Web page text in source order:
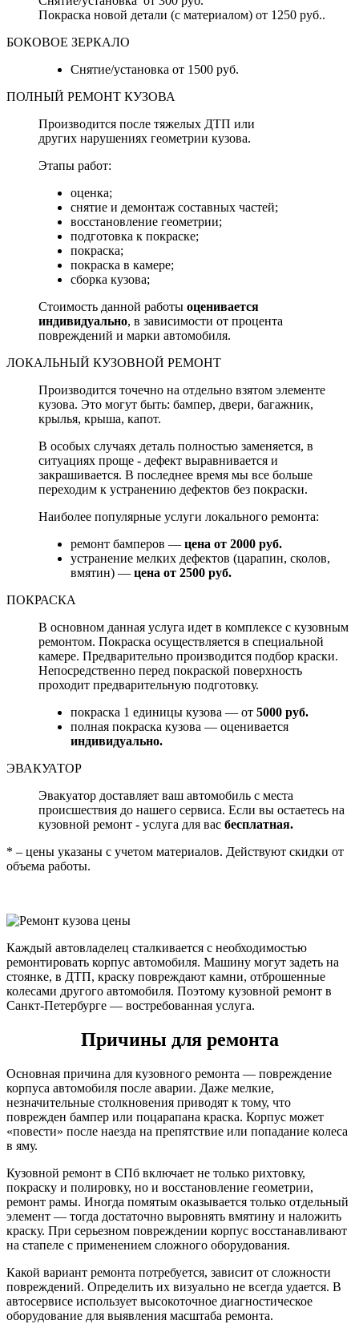
Покраска новой детали (с материалом) от 1250 руб..
БОКОВОЕ ЗЕРКАЛО
Снятие/установка от 1500 руб.
ПОЛНЫЙ РЕМОНТ КУЗОВА
Производится после тяжелых ДТП или
других нарушениях геометрии кузова.
Этапы работ:
оценка;
снятие и демонтаж составных частей;
восстановление геометрии;
подготовка к покраске;
покраска;
покраска в камере;
сборка кузова;
Стоимость данной работы оценивается
индивидуально, в зависимости от процента
повреждений и марки автомобиля.
ЛОКАЛЬНЫЙ КУЗОВНОЙ РЕМОНТ
Производится точечно на отдельно взятом элементе
кузова. Это могут быть: бампер, двери, багажник,
крылья, крыша, капот.
В особых случаях деталь полностью заменяется, в
ситуациях проще - дефект выравнивается и
закрашивается. В последнее время мы все больше
переходим к устранению дефектов без покраски.
Наиболее популярные услуги локального ремонта:
ремонт бамперов — цена от 2000 руб.
устранение мелких дефектов (царапин, сколов,
вмятин) — цена от 2500 руб.
ПОКРАСКА
В основном данная услуга идет в комплексе с кузовным
ремонтом. Покраска осуществляется в специальной
камере. Предварительно производится подбор краски.
Непосредственно перед покраской поверхность
проходит предварительную подготовку.
покраска 1 единицы кузова — от 5000 руб.
полная покраска кузова — оценивается
индивидуально.
ЭВАКУАТОР
Эвакуатор доставляет ваш автомобиль с места
происшествия до нашего сервиса. Если вы остаетесь на
кузовной ремонт - услуга для вас бесплатная.
* – цены указаны с учетом материалов. Действуют скидки от
объема работы.
Каждый автовладелец сталкивается с необходимостью
ремонтировать корпус автомобиля. Машину могут задеть на
стоянке, в ДТП, краску повреждают камни, отброшенные
колесами другого автомобиля. Поэтому кузовной ремонт в
Санкт-Петербурге — востребованная услуга.
Причины для ремонта
Основная причина для кузовного ремонта — повреждение
корпуса автомобиля после аварии. Даже мелкие,
незначительные столкновения приводят к тому, что
поврежден бампер или поцарапана краска. Корпус может
«повести» после наезда на препятствие или попадание колеса
в яму.
Кузовной ремонт в СПб включает не только рихтовку,
покраску и полировку, но и восстановление геометрии,
ремонт рамы. Иногда помятым оказывается только отдельный
элемент — тогда достаточно выровнять вмятину и наложить
краску. При серьезном повреждении корпус восстанавливают
на стапеле с применением сложного оборудования.
Какой вариант ремонта потребуется, зависит от сложности
повреждений. Определить их визуально не всегда удается. В
автосервисе использует высокоточное диагностическое
оборудование для выявления масштаба ремонта.